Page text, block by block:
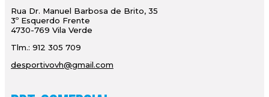
Rua Dr. Manuel Barbosa de Brito, 35
3º Esquerdo Frente
4730-769 Vila Verde
Tlm.: 912 305 709
desportivovh@gmail.com